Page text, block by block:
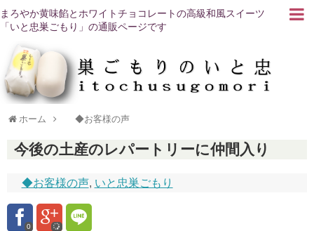
まろやか黄味餡とホワイトチョコレートの高級和風スイーツ
「いと忠巣ごもり」の通販ページです
ホーム ◆お客様の声
今後の土産のレパートリーに仲間入り
◆お客様の声, いと忠巣ごもり
0